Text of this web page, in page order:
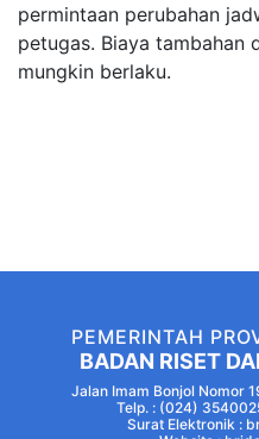
permintaan perubahan
petugas. Biaya tambahan
mungkin berlaku.
PEMERINTAH
BADAN RISET
Jalan Imam Bonjol Nomor
Telp. : (024)
Surat Elektronik :